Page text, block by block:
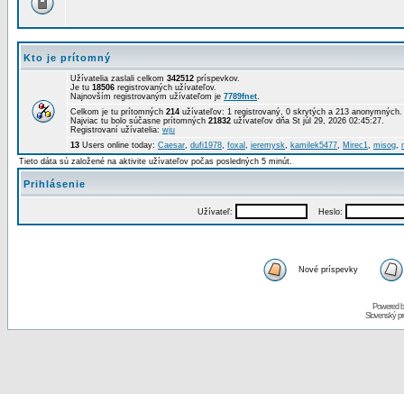
Kto je prítomný
Užívatelia zaslali celkom 342512 príspevkov.
Je tu 18506 registrovaných užívateľov.
Najnovším registrovaným užívateľom je 7789fnet.
Celkom je tu prítomných 214 užívateľov: 1 registrovaný, 0 skrytých a 213
Najviac tu bolo súčasne prítomných 21832 užívateľov dňa St júl 29, 2026 02:45:27.
Registrovaní užívatelia: wju
13 Users online today: Caesar, dufi1978, foxal , jeremysk, kamilek5477, Mirec1, misog,
Tieto dáta sú založené na aktivite užívateľov počas posledných 5 minút.
Prihlásenie
Užívateľ: Heslo:
Nové príspevky
Powered
Slovenský